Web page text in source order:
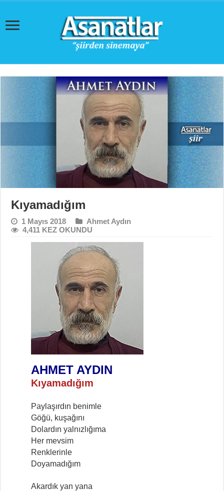
Kıyamadığım
1 Mayıs 2018
Ahmet Aydın
4,411 KEZ OKUNDU
AHMET AYDIN
Kıyamadığım
Paylaşırdın benimle
Göğü, kuşağını
Dolardın yalnızlığıma
Her mevsim
Renklerinle
Doyamadığım
Akardık yan yana